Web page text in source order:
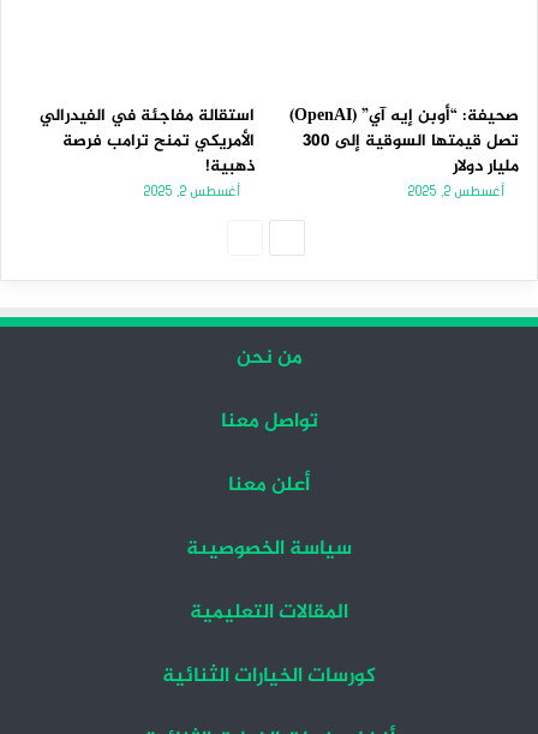
صحيفة: “أوبن إيه آي” (OpenAI)
تصل قيمتها السوقية إلى 300
مليار دولار
أغسطس 2, 2025
استقالة مفاجئة في الفيدرالي
الأمريكي تمنح ترامب فرصة
ذهبية!
أغسطس 2, 2025
من نحن
تواصل معنا
أعلن معنا
سياسة الخصوصيىة
المقالات التعليمية
كورسات الخيارات الثنائية